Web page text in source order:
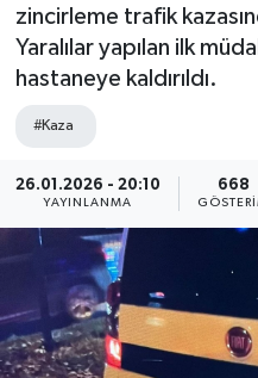
zincirleme trafik
Yaralılar yapılan ilk
hastaneye kaldırıldı.
#Kaza
26.01.2026 - 20:10
YAYINLANMA
668
Eğitim
Ekonomi
Magazin
Medya
Mizah